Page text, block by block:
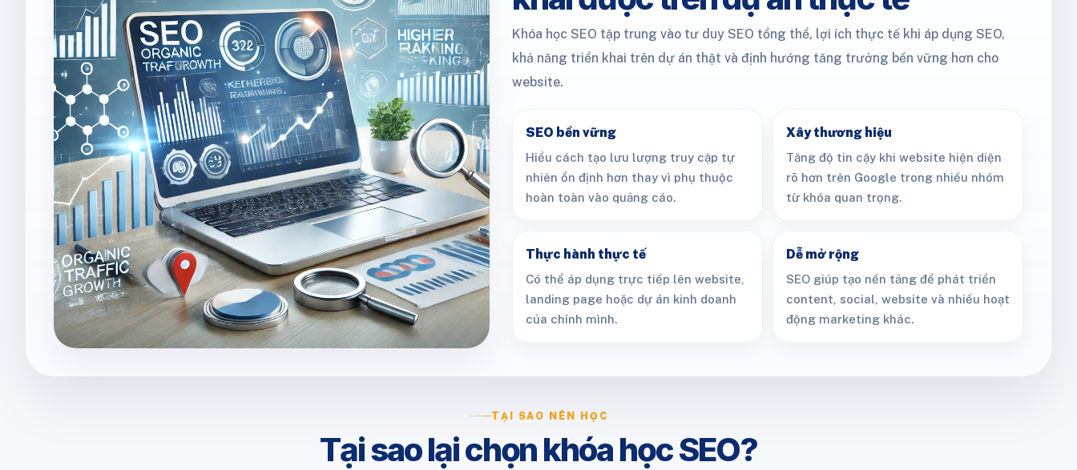
Khóa học SEO tập trung vào tư duy SEO tổng thể, lợi ích thực tế khi áp dụng SEO,
khả năng triển khai trên dự án thật và định hướng tăng trưởng bền vững hơn cho
website.
SEO bền vững
Hiểu cách tạo lưu lượng truy cập tự
nhiên ổn định hơn thay vì phụ thuộc
hoàn toàn vào quảng cáo.
Xây thương hiệu
Tăng độ tin cậy khi website hiện diện
rõ hơn trên Google trong nhiều nhóm
từ khóa quan trọng.
Thực hành thực tế
Có thể áp dụng trực tiếp lên website,
landing page hoặc dự án kinh doanh
của chính mình.
Dễ mở rộng
SEO giúp tạo nền tảng để phát triển
content, social, website và nhiều hoạt
động marketing khác.
TẠI SAO NÊN HỌC
Tại sao lại chọn khóa học SEO?